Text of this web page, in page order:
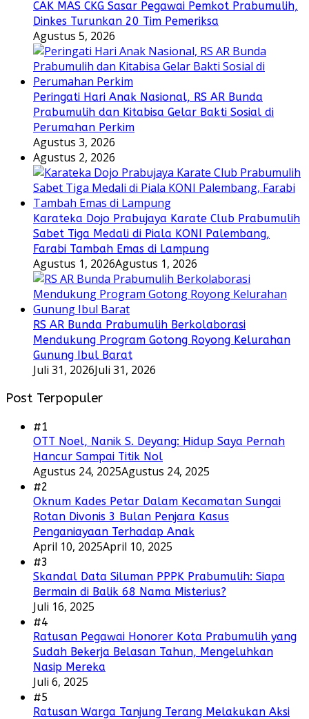
CAK MAS CKG Sasar Pegawai Pemkot Prabumulih,
Dinkes Turunkan 20 Tim Pemeriksa
Agustus 5, 2026
Peringati Hari Anak Nasional, RS AR Bunda
Prabumulih dan Kitabisa Gelar Bakti Sosial di
Perumahan Perkim
Agustus 3, 2026
Agustus 2, 2026
Karateka Dojo Prabujaya Karate Club Prabumulih
Sabet Tiga Medali di Piala KONI Palembang,
Farabi Tambah Emas di Lampung
Agustus 1, 2026Agustus 1, 2026
RS AR Bunda Prabumulih Berkolaborasi
Mendukung Program Gotong Royong Kelurahan
Gunung Ibul Barat
Juli 31, 2026Juli 31, 2026
Post Terpopuler
#1
OTT Noel, Nanik S. Deyang: Hidup Saya Pernah
Hancur Sampai Titik Nol
Agustus 24, 2025Agustus 24, 2025
#2
Oknum Kades Petar Dalam Kecamatan Sungai
Rotan Divonis 3 Bulan Penjara Kasus
Penganiayaan Terhadap Anak
April 10, 2025April 10, 2025
#3
Skandal Data Siluman PPPK Prabumulih: Siapa
Bermain di Balik 68 Nama Misterius?
Juli 16, 2025
#4
Ratusan Pegawai Honorer Kota Prabumulih yang
Sudah Bekerja Belasan Tahun, Mengeluhkan
Nasip Mereka
Juli 6, 2025
#5
Ratusan Warga Tanjung Terang Melakukan Aksi